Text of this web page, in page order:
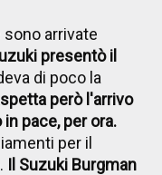
arrivate
presentò il
di poco la
però l'arrivo
pace, per ora.
per il
Il Suzuki Burgman